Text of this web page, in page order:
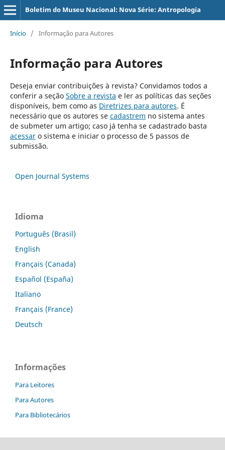
Boletim do Museu Nacional: Nova Série: Antropologia
Início / Informação para Autores
Informação para Autores
Deseja enviar contribuições à revista? Convidamos todos a
conferir a seção Sobre a revista e ler as políticas das seções
disponíveis, bem como as Diretrizes para autores. É
necessário que os autores se cadastrem no sistema antes
de submeter um artigo; caso já tenha se cadastrado basta
acessaro sistema e iniciar o processo de 5 passos de
submissão.
Open Journal Systems
Idioma
Português (Brasil)
English
Français (Canada)
Español (España)
Italiano
Français (France)
Deutsch
Informações
Para Leitores
Para Autores
Para Bibliotecários